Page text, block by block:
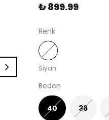
₺ 899.99
Renk
Siyah
Beden
40 36